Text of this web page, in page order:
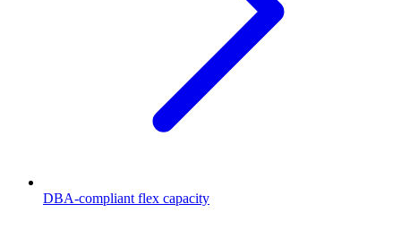
DBA-compliant flex capacity